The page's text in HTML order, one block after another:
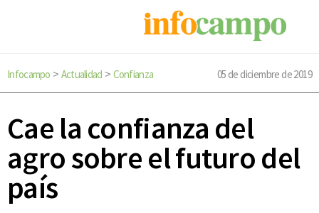
Infocampo > Actualidad > Confianza 05 de diciembre de 2019
Cae la confianza del
agro sobre el futuro del
país